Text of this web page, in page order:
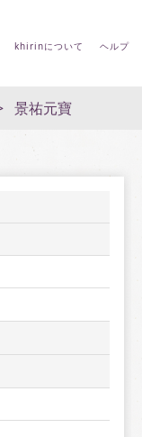
khirinについて ヘルプ
景祐元寶